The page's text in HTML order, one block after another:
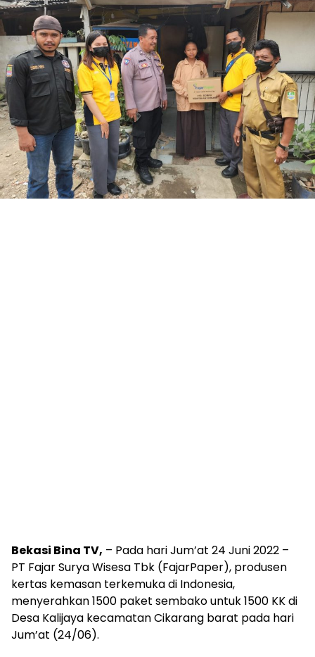
Bekasi Bina TV, – Pada hari Jum’at 24 Juni 2022 –
PT Fajar Surya Wisesa Tbk (FajarPaper), produsen
kertas kemasan terkemuka di Indonesia,
menyerahkan 1500 paket sembako untuk 1500 KK di
Desa Kalijaya kecamatan Cikarang barat pada hari
Jum’at (24/06).